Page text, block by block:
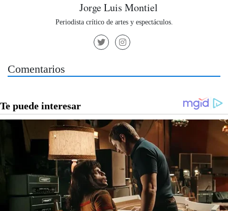
Jorge Luis Montiel
Periodista crítico de artes y espectáculos.
Comentarios